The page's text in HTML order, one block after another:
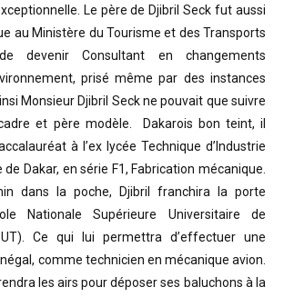
Le père de Djibril Seck fut aussi
au Ministère du Tourisme et des Transports
devenir Consultant en changements
prisé même par des instances
Monsieur Djibril Seck ne pouvait que suivre
et père modèle. Dakarois bon teint, il
à l’ex lycée Technique d’Industrie
Dakar, en série F1, Fabrication mécanique.
dans la poche, Djibril franchira la porte
Nationale Supérieure Universitaire de
Ce qui lui permettra d’effectuer une
comme technicien en mécanique avion.
les airs pour déposer ses baluchons à la